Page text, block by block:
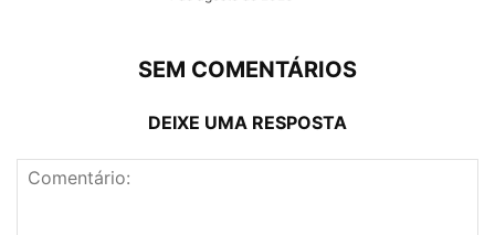
SEM COMENTÁRIOS
DEIXE UMA RESPOSTA